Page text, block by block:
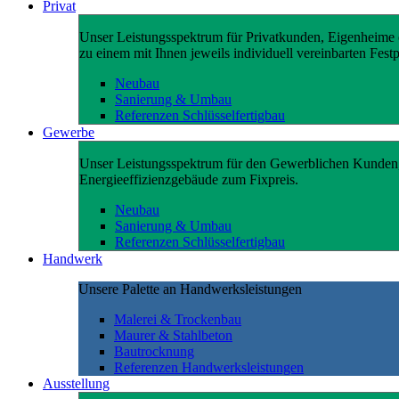
Privat
Unser Leistungsspektrum für Privatkunden, Eigenheime
zu einem mit Ihnen jeweils individuell vereinbarten
Neubau
Sanierung & Umbau
Referenzen Schlüsselfertigbau
Gewerbe
Unser Leistungsspektrum für den Gewerblichen
Energieeffizienzgebäude zum Fixpreis.
Neubau
Sanierung & Umbau
Referenzen Schlüsselfertigbau
Handwerk
Unsere Palette an Handwerksleistungen
Malerei & Trockenbau
Maurer & Stahlbeton
Bautrocknung
Referenzen Handwerksleistungen
Ausstellung